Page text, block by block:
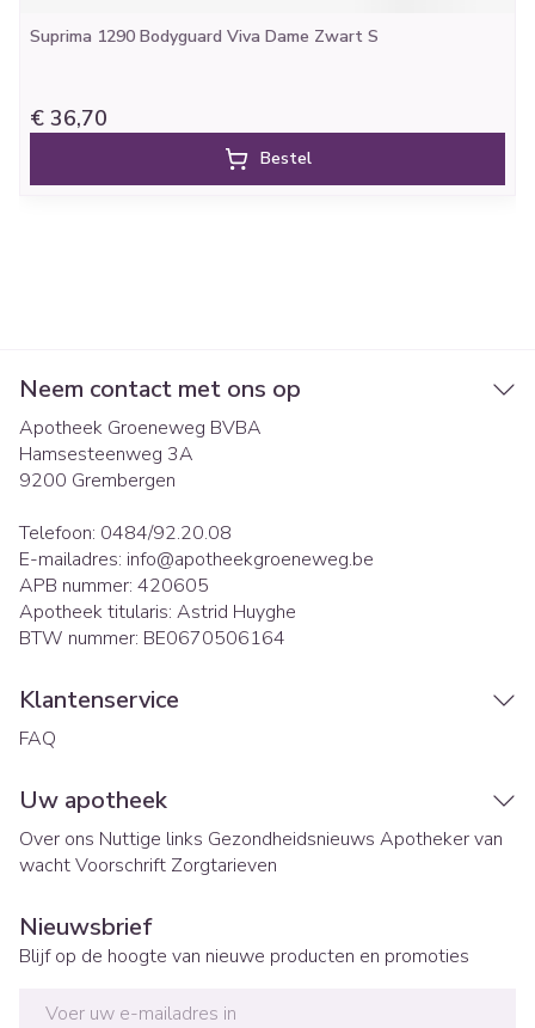
Suprima 1290 Bodyguard Viva Dame Zwart S
€ 36,70
Bestel
Neem contact met ons op
Apotheek Groeneweg BVBA
Hamsesteenweg 3A
9200 Grembergen
Telefoon: 0484/92.20.08
E-mailadres: info@apotheekgroeneweg.be
APB nummer: 420605
Apotheek titularis: Astrid Huyghe
BTW nummer: BE0670506164
Klantenservice
FAQ
Uw apotheek
Over ons Nuttige links Gezondheidsnieuws Apotheker van
wachtVoorschrift Zorgtarieven
Nieuwsbrief
Blijf op de hoogte van nieuwe producten en promoties